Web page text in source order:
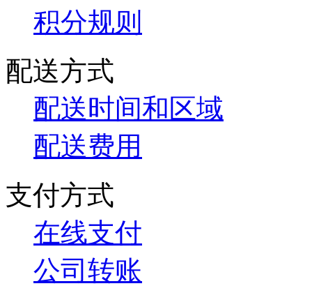
积分规则
配送方式
配送时间和区域
配送费用
支付方式
在线支付
公司转账